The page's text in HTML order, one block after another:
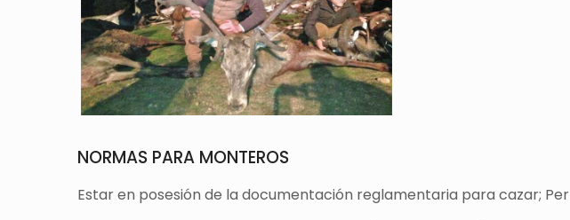
NORMAS PARA MONTEROS
Estar en posesión de la documentación reglamentaria para cazar;